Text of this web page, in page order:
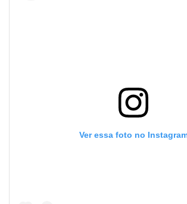
Ver essa foto no